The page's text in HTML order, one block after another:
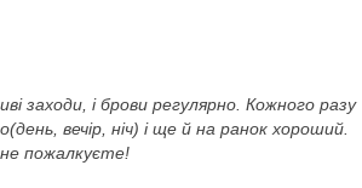
заходи, і брови регулярно. Кожного разу
вечір, ніч) і ще й на ранок хороший.
пожалкуєте!